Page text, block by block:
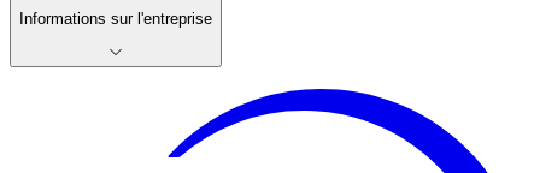
Informations sur l'entreprise